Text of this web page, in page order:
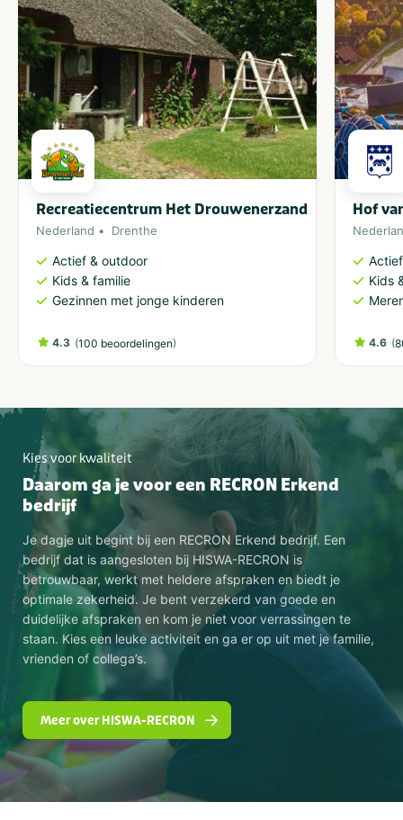
Recreatiecentrum Het Drouwenerzand
Nederland Drenthe
Actief & outdoor
Kids & familie
Gezinnen met jonge kinderen
4.3 (100 beoordelingen)
Hof
Kids
4.6 (
Kies voor kwaliteit
Daarom ga je voor een RECRON Erkend
bedrijf
Je dagje uit begint bij een RECRON Erkend bedrijf. Een
bedrijf dat is aangesloten bij HISWA-RECRON is
betrouwbaar, werkt met heldere afspraken en biedt je
optimale zekerheid. Je bent verzekerd van goede en
duidelijke afspraken en kom je niet voor verrassingen te
staan. Kies een leuke activiteit en ga er op uit met je familie,
vrienden of collega’s.
Meer over HISWA-RECRON